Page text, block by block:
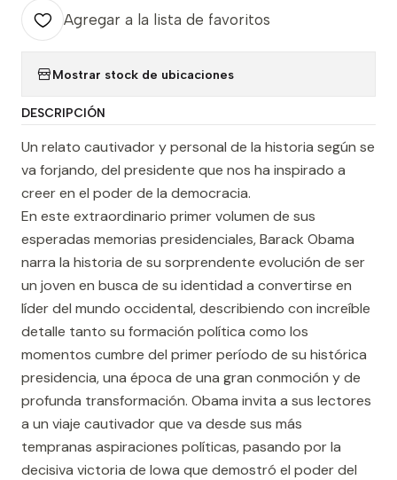
Agregar a la lista de favoritos
Mostrar stock de ubicaciones
DESCRIPCIÓN
Un relato cautivador y personal de la historia según se
va forjando, del presidente que nos ha inspirado a
creer en el poder de la democracia.
En este extraordinario primer volumen de sus
esperadas memorias presidenciales, Barack Obama
narra la historia de su sorprendente evolución de ser
un joven en busca de su identidad a convertirse en
líder del mundo occidental, describiendo con increíble
detalle tanto su formación política como los
momentos cumbre del primer período de su histórica
presidencia, una época de una gran conmoción y de
profunda transformación. Obama invita a sus lectores
a un viaje cautivador que va desde sus más
tempranas aspiraciones políticas, pasando por la
decisiva victoria de Iowa que demostró el poder del